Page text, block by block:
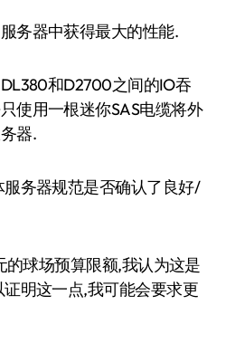
务器中获得最大的性能.
和D2700之间的IO吞
使用一根迷你SAS电缆将外
器.
务器规范是否确认了良好/
球场预算限额,我认为这是
明这一点,我可能会要求更